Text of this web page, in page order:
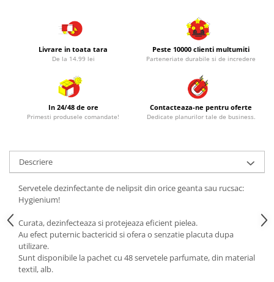
Livrare in toata tara
De la 14.99 lei
Peste 10000 clienti multumiti
Parteneriate durabile si de incredere
In 24/48 de ore
Primesti produsele comandate!
Contacteaza-ne pentru oferte
Dedicate planurilor tale de business.
Descriere
Servetele dezinfectante de nelipsit din orice geanta sau rucsac:
Hygienium!
Curata, dezinfecteaza si protejeaza eficient pielea.
Au efect puternic bactericid si ofera o senzatie placuta dupa
utilizare.
Sunt disponibile la pachet cu 48 servetele parfumate, din material
textil, alb.